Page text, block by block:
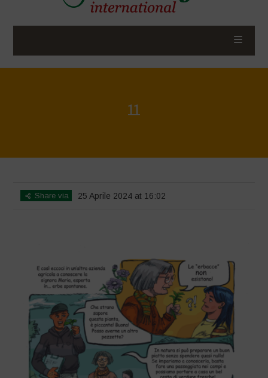
11
Share via 25 Aprile 2024 at 16:02